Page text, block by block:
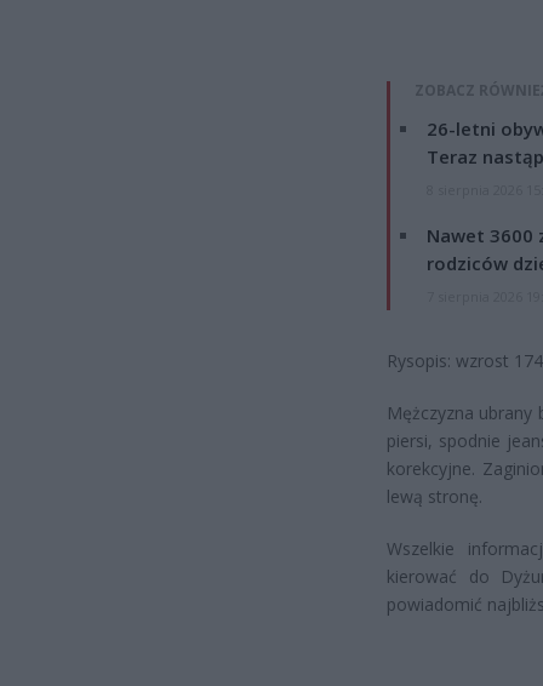
ZOBACZ
26-letni
Teraz
Nawet 3600
rodziców
Rysopis: wzrost
Mężczyzna
piersi, spodnie
korekcyjne.
lewą stronę.
Wszelkie
kierować do
powiadomić